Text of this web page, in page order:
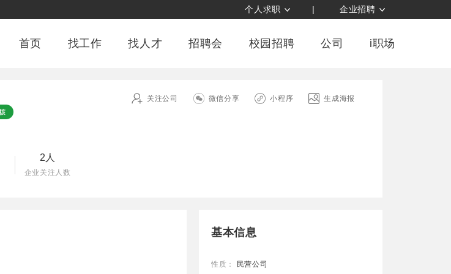
个人求职 | 企业招聘
首页 找工作 找人才 招聘会 校园招聘 公司 i职场
2人
企业关注人数
关注公司 微信分享 小程序 生成海报
基本信息
性质： 民营公司